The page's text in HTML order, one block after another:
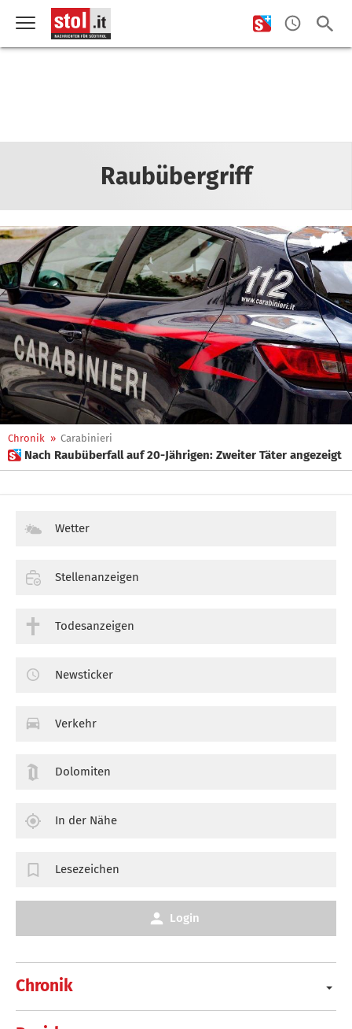
Raubübergriff
Chronik » Carabinieri
 Nach Raubüberfall auf 20-Jährigen: Zweiter Täter angezeigt
Chronik
Wetter
Stellenanzeigen
Todesanzeigen
Newsticker
Verkehr
Dolomiten
In der Nähe
Lesezeichen
Login